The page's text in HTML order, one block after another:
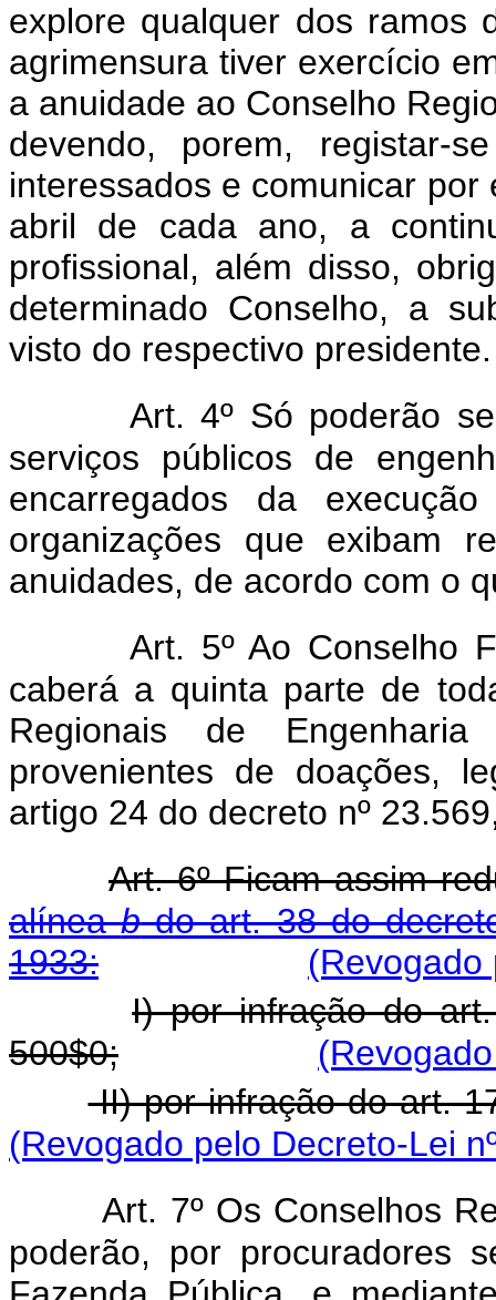
explore qualquer dos ramos
agrimensura tiver exercício
a anuidade ao Conselho
devendo, porem, registar-
interessados e comunicar
abril de cada ano, a
profissional, além disso,
determinado Conselho, a
visto do respectivo presidente.
Art. 4º Só poderão
serviços públicos de
encarregados da
organizações que exibam
anuidades, de acordo com o
Art. 5º Ao Conselho
caberá a quinta parte de
Regionais de
provenientes de doações,
artigo 24 do decreto nº
Art. 6º Ficam assim
alíneabdo art. 38 do
1933:
(Revogado
I) por infração do
500$0;
II) por infração do art.
(Revogado pelo Decreto-Lei
Art. 7º Os Conselhos
poderão, por procuradores